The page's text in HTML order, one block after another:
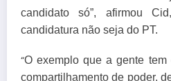
candidato só”, afirmou
candidatura não seja do PT.
“O exemplo que a gente
compartilhamento de poder,